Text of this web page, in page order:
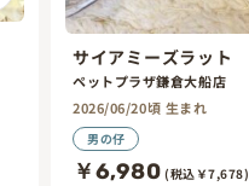
サイアミーズラット
ペットプラザ鎌倉大船店
2026/06/20頃 生まれ
男の仔
￥6,980 (税込￥7,678)